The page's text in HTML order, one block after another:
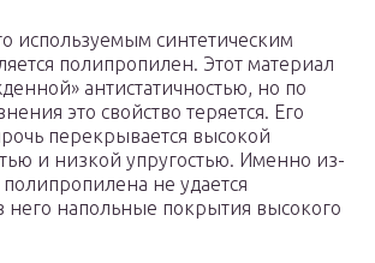
используемым синтетическим
полипропилен. Этот материал
антистатичностью, но по
это свойство теряется. Его
перекрывается высокой
и низкой упругостью. Именно из-
полипропилена не удается
него напольные покрытия высокого